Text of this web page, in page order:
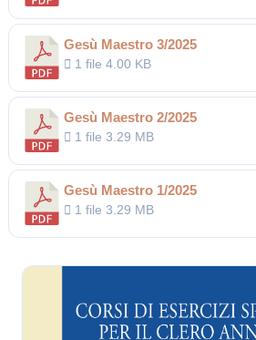
Gesù Maestro 3/2025
1 file4.00 KB
Gesù Maestro 2/2025
1 file3.29 MB
Gesù Maestro 1/2025
1 file3.29 MB